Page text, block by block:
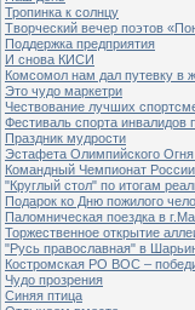
Тропинка к солнцу
Творческий вечер поэтов
Поддержка предприятия
И снова КИСИ
Комсомол нам дал путевку в
Это чудо маркетри
Чествование лучших
Фестиваль спорта инвалидов
Праздник мудрости
Эстафета Олимпийского
Командный Чемпионат
"Круглый стол" по итогам
Подарок ко Дню пожилого
Паломническая поездка в
Торжественное открытие
"Русь православная" в
Костромская РО ВОС –
Чудо прозрения
Синяя птица